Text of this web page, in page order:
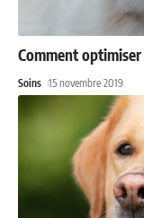
Comment
Soins 15 novembre 2019